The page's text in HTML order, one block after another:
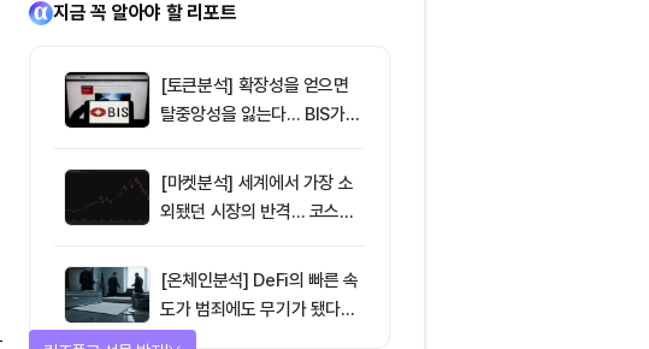
지금 꼭 알아야 할 리포트
[토큰분석] 확장성을 얻으면
탈중앙성을 잃는다… BIS가
학’
[마켓분석] 세계에서 가장 소
외됐던 시장의 반격… 코스피
[온체인분석] DeFi의 빠른 속
도가 범죄에도 무기가 됐다…
FATF가 경고한 4대 위협